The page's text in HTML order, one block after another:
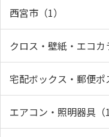
西宮市（1）
クロス・壁紙・エコカ
宅配ボックス・郵便ポ
エアコン・照明器具（1